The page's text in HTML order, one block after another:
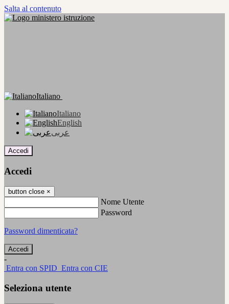
Salta al contenuto
Italiano
Italiano
English
عربى
Accedi
Accedi
button close ×
Nome Utente
Password
Password dimenticata?
-
Entra con SPID Entra con CIE
Seleziona utente